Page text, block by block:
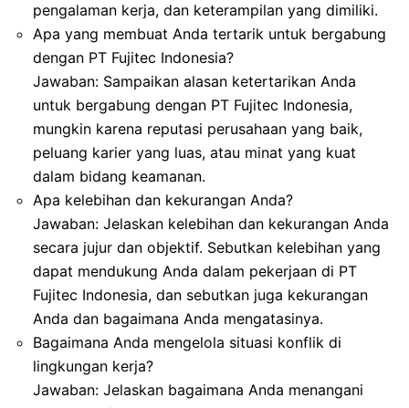
pengalaman kerja, dan keterampilan yang dimiliki.
Apa yang membuat Anda tertarik untuk bergabung
dengan PT Fujitec Indonesia?
Jawaban: Sampaikan alasan ketertarikan Anda
untuk bergabung dengan PT Fujitec Indonesia,
mungkin karena reputasi perusahaan yang baik,
peluang karier yang luas, atau minat yang kuat
dalam bidang keamanan.
Apa kelebihan dan kekurangan Anda?
Jawaban: Jelaskan kelebihan dan kekurangan Anda
secara jujur dan objektif. Sebutkan kelebihan yang
dapat mendukung Anda dalam pekerjaan di PT
Fujitec Indonesia, dan sebutkan juga kekurangan
Anda dan bagaimana Anda mengatasinya.
Bagaimana Anda mengelola situasi konflik di
lingkungan kerja?
Jawaban: Jelaskan bagaimana Anda menangani